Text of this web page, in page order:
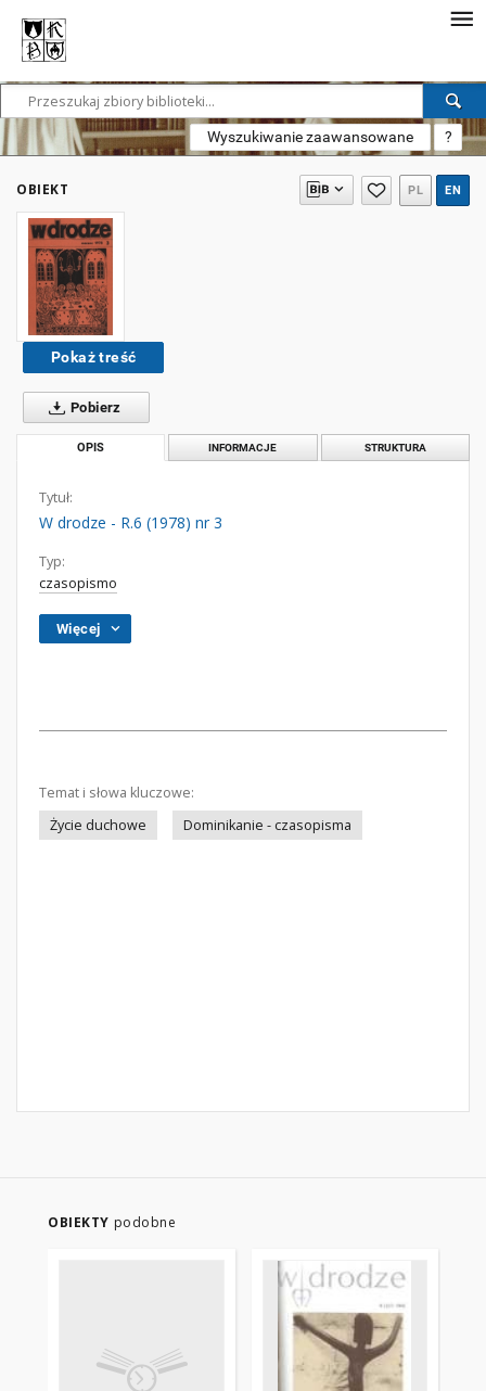
Wyszukiwanie zaawansowane ?
OBIEKT PL EN
Pokaż treść
Pobierz
OPIS INFORMACJE STRUKTURA
Tytuł:
W drodze - R.6 (1978) nr 3
Typ:
czasopismo
Więcej
Temat i słowa kluczowe:
Życie duchowe
Dominikanie - czasopisma
OBIEKTY podobne